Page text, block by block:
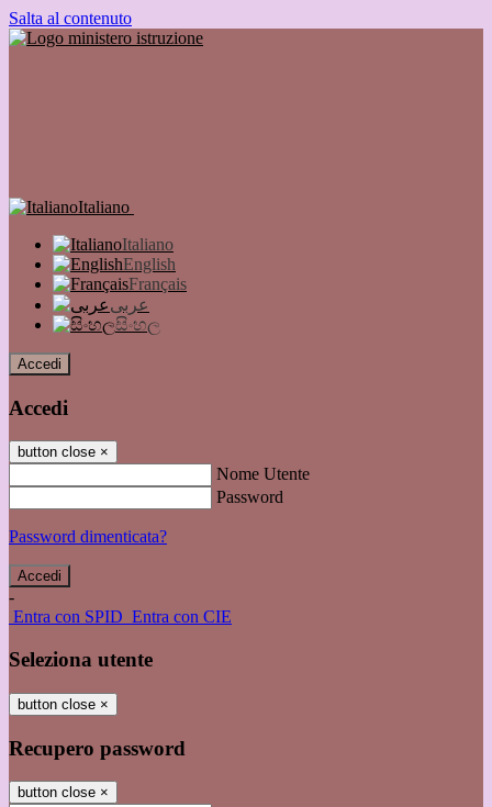
Salta al contenuto
Italiano
Italiano
English
Français
عربى
සිංහල
Accedi
Accedi
button close ×
Nome Utente
Password
Password dimenticata?
-
Entra con SPID Entra con CIE
Seleziona utente
button close ×
Recupero password
button close ×